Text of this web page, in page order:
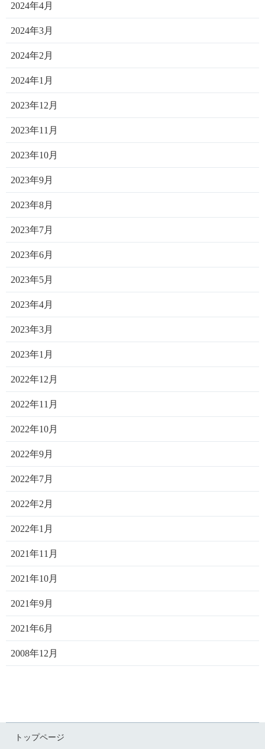
2024年4月
2024年3月
2024年2月
2024年1月
2023年12月
2023年11月
2023年10月
2023年9月
2023年8月
2023年7月
2023年6月
2023年5月
2023年4月
2023年3月
2023年1月
2022年12月
2022年11月
2022年10月
2022年9月
2022年7月
2022年2月
2022年1月
2021年11月
2021年10月
2021年9月
2021年6月
2008年12月
トップページ